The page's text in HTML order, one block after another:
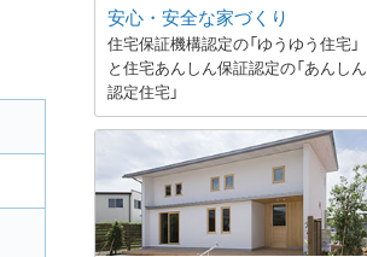
安心・安全な家づくり
住宅保証機構認定の「ゆうゆう住宅」
と住宅あんしん保証認定の「あんしん
認定住宅」